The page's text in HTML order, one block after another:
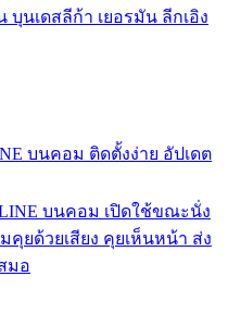
บุนเดสลีก้า เยอรมัน ลีกเอิง
บนคอม ติดตั้งง่าย อัปเดต
บนคอม เปิดใช้ขณะนั่ง
ยด้วยเสียง คุยเห็นหน้า ส่ง
มอ